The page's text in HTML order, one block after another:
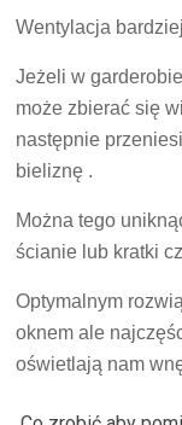
Wentylacja
Jeżeli w
może zbierać się
następnie
bieliznę .
Można tego
ścianie lub kratki
Optymalnym
oknem ale
oświetlają nam